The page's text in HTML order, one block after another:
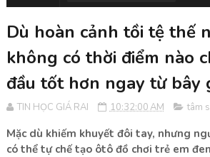
Dù hoàn cảnh tồi tệ thế
không có thời điểm nào
đầu tốt hơn ngay từ bây
TIN HỌC GIÁ RAI 10:32:00 AM tâm
Mặc dù khiếm khuyết đôi tay, nhưng
có thể tự chế tạo ôtô đồ chơi trẻ em